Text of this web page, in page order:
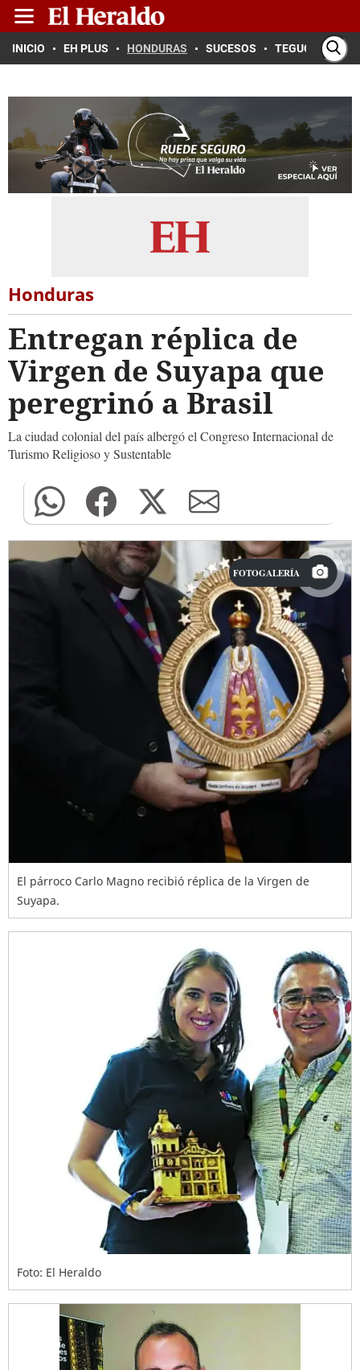
INICIO EH PLUS HONDURAS SUCESOS TEGUCIGALPA
Honduras
Entregan réplica de
Virgen de Suyapa que
peregrinó a Brasil
La ciudad colonial del país albergó el Congreso Internacional de
Turismo Religioso y Sustentable
FOTOGALERÍA
El párroco Carlo Magno recibió réplica de la Virgen de
Suyapa.
Foto: El Heraldo